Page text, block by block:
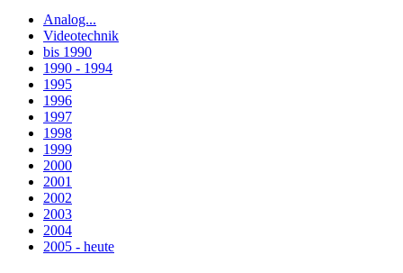
Analog...
Videotechnik
bis 1990
1990 - 1994
1995
1996
1997
1998
1999
2000
2001
2002
2003
2004
2005 - heute